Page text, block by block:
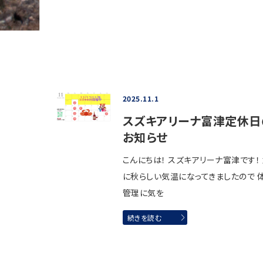
2025.11.1
スズキアリーナ富津定休
お知らせ
こんにちは！ スズキアリーナ富津です！
に秋らしい気温になってきましたので
管理に気を
続きを読む